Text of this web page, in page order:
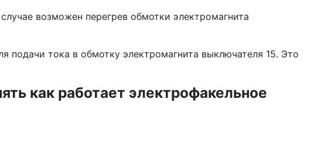
возможен перегрев обмотки элек­тромагнита
подачи тока в обмотку электромагнита выключателя 15. Это
как работает электрофакельное